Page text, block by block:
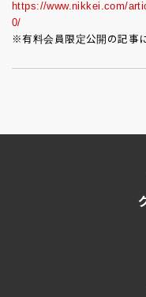
https://www.nikkei.com/
0/
※有料会員限定公開の記事